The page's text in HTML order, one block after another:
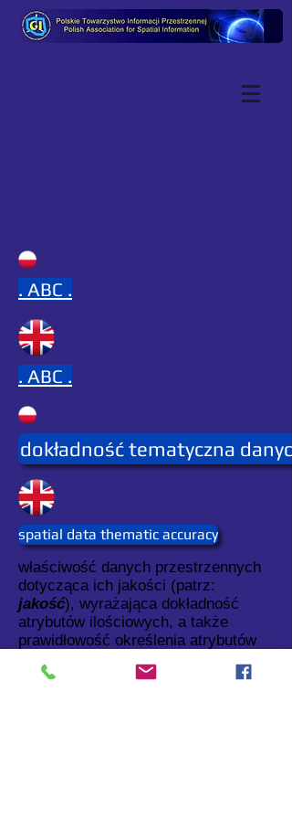
. ABC .
. ABC .
dokładność tematyczna
spatial data thematic accuracy
właściwość danych przestrzennych
dotycząca ich jakości (patrz:
jakość), wyrażająca dokładność
atrybutów ilościowych, a także
prawidłowość określenia atrybutów
ich relacji.